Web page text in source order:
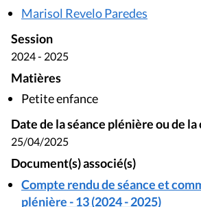
Marisol Revelo Paredes
Session
2024 - 2025
Matières
Petite enfance
Date de la séance plénière ou de
25/04/2025
Document(s) associé(s)
Compte rendu de séance et
plénière - 13 (2024 - 2025)